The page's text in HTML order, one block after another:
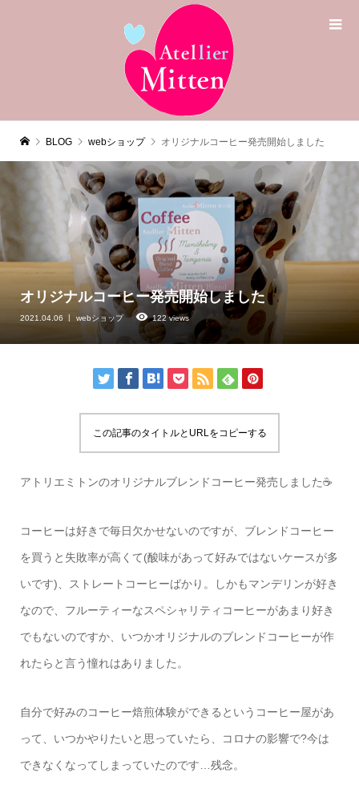
BLOG webショップ オリジナルコーヒー発売開始しました
オリジナルコーヒー発売開始しました
2021.04.06 webショップ 122 views
この記事のタイトルとURLをコピーする
アトリエミトンのオリジナルブレンドコーヒー発売しました☕️
コーヒーは好きで毎日欠かせないのですが、ブレンドコーヒー
を買うと失敗率が高くて(酸味があって好みではないケースが多
いです)、ストレートコーヒーばかり。しかもマンデリンが好き
なので、フルーティーなスペシャリティコーヒーがあまり好き
でもないのですか、いつかオリジナルのブレンドコーヒーが作
れたらと言う憧れはありました。
自分で好みのコーヒー焙煎体験ができるというコーヒー屋があ
って、いつかやりたいと思っていたら、コロナの影響で?今は
できなくなってしまっていたのです…残念。